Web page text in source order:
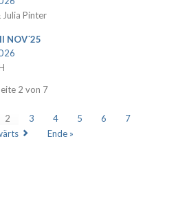
Julia Pinter
NOV´25
2 von 7
2 3 4 5 6
7
Ende »